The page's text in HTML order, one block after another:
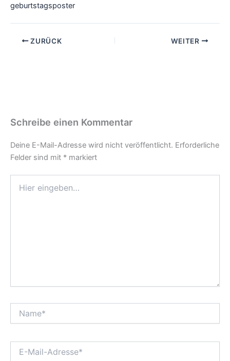
geburtstagsposter
ZURÜCK WEITER
Schreibe einen Kommentar
Deine E-Mail-Adresse wird nicht veröffentlicht. Erforderliche
Felder sind mit * markiert
eingeben…
Mail-